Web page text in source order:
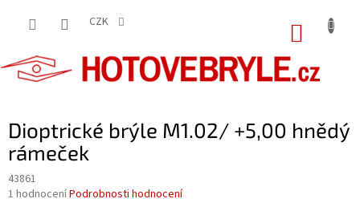
CZK
Dioptrické brýle M1.02/ +5,00 hnědý
rámeček
43861
Průměrné
1 hodnoceníPodrobnosti hodnocení